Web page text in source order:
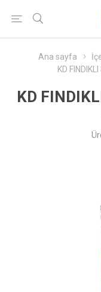
Ana sayfa
KD
KD